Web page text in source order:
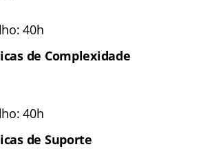
40h
de Complexidade
40h
de Suporte